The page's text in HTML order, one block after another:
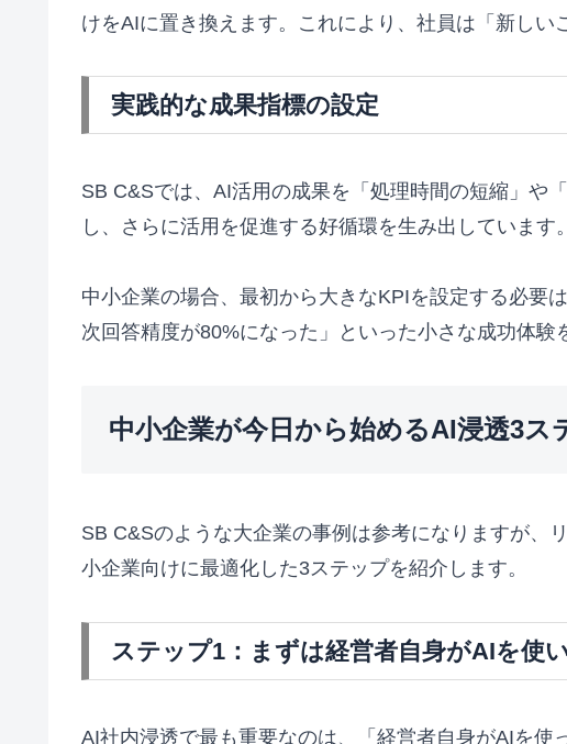
けをAIに置き換えます。これにより、社員は「新しい
実践的な成果指標の設定
SB C&Sでは、AI活用の成果を「処理時間の短縮」や
し、さらに活用を促進する好循環を生み出しています。
中小企業の場合、最初から大きなKPIを設定する必要
次回答精度が80%になった」といった小さな成功体験
中小企業が今日から始めるAI浸透3ス
SB C&Sのような大企業の事例は参考になりますが、
小企業向けに最適化した3ステップを紹介します。
ステップ1：まずは経営者自身がAIを使
AI社内浸透で最も重要なのは、「経営者自身がAIを使